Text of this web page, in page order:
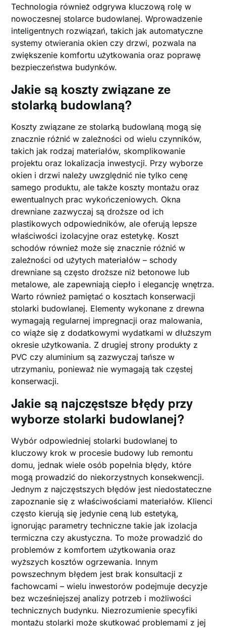
Technologia również odgrywa kluczową rolę w
nowoczesnej stolarce budowlanej. Wprowadzenie
inteligentnych rozwiązań, takich jak automatyczne
systemy otwierania okien czy drzwi, pozwala na
zwiększenie komfortu użytkowania oraz poprawę
bezpieczeństwa budynków.
Jakie są koszty związane ze
stolarką budowlaną?
Koszty związane ze stolarką budowlaną mogą się
znacznie różnić w zależności od wielu czynników,
takich jak rodzaj materiałów, skomplikowanie
projektu oraz lokalizacja inwestycji. Przy wyborze
okien i drzwi należy uwzględnić nie tylko cenę
samego produktu, ale także koszty montażu oraz
ewentualnych prac wykończeniowych. Okna
drewniane zazwyczaj są droższe od ich
plastikowych odpowiedników, ale oferują lepsze
właściwości izolacyjne oraz estetykę. Koszt
schodów również może się znacznie różnić w
zależności od użytych materiałów – schody
drewniane są często droższe niż betonowe lub
metalowe, ale zapewniają ciepło i elegancję wnętrza.
Warto również pamiętać o kosztach konserwacji
stolarki budowlanej. Elementy wykonane z drewna
wymagają regularnej impregnacji oraz malowania,
co wiąże się z dodatkowymi wydatkami w dłuższym
okresie użytkowania. Z drugiej strony produkty z
PVC czy aluminium są zazwyczaj tańsze w
utrzymaniu, ponieważ nie wymagają tak częstej
konserwacji.
Jakie są najczęstsze błędy przy
wyborze stolarki budowlanej?
Wybór odpowiedniej stolarki budowlanej to
kluczowy krok w procesie budowy lub remontu
domu, jednak wiele osób popełnia błędy, które
mogą prowadzić do niekorzystnych konsekwencji.
Jednym z najczęstszych błędów jest niedostateczne
zapoznanie się z właściwościami materiałów. Klienci
często kierują się jedynie ceną lub estetyką,
ignorując parametry techniczne takie jak izolacja
termiczna czy akustyczna. To może prowadzić do
problemów z komfortem użytkowania oraz
wyższych kosztów ogrzewania. Innym
powszechnym błędem jest brak konsultacji z
fachowcami – wielu inwestorów podejmuje decyzje
bez wcześniejszej analizy potrzeb i możliwości
technicznych budynku. Niezrozumienie specyfiki
montażu stolarki może skutkować problemami z jej